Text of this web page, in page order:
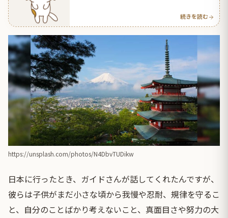
続きを読む
https://unsplash.com/photos/N4DbvTUDikw
日本に行ったとき、ガイドさんが話してくれたんですが、
彼らは子供がまだ小さな頃から我慢や忍耐、規律を守るこ
と、自分のことばかり考えないこと、真面目さや努力の大